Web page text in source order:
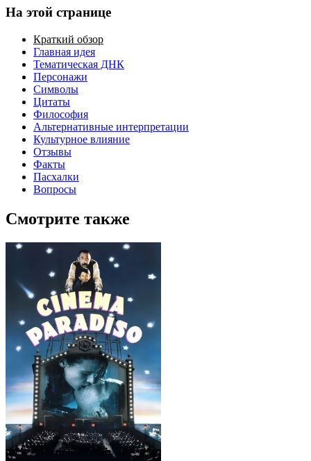
На этой странице
Краткий обзор
Главная идея
Тематическая ДНК
Персонажи
Символы
Цитаты
Философия
Альтернативные интерпретации
Культурное влияние
Отзывы
Факты
Пасхалки
Вопросы
Смотрите также